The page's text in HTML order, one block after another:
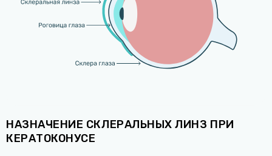
НАЗНАЧЕНИЕ СКЛЕРАЛЬНЫХ ЛИНЗ ПРИ
КЕРАТОКОНУСЕ